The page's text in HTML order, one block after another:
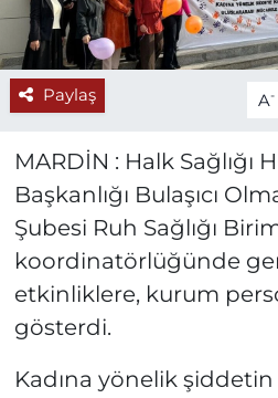
Paylaş A-
MARDİN : Halk Sağlığı
Başkanlığı Bulaşıcı
Şubesi Ruh Sağlığı
koordinatörlüğünde
etkinliklere, kurum
gösterdi.
Kadına yönelik